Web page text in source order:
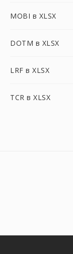
MOBI в XLSX
DOTM в XLSX
LRF в XLSX
TCR в XLSX